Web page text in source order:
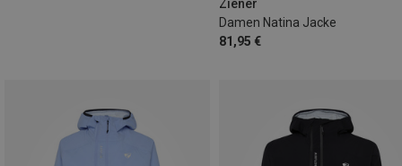
Ziener
Damen Natina Jacke
81,95 €